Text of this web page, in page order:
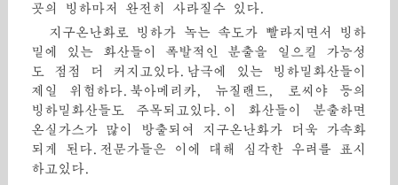
곳의 빙하마저 완전히 사라질수 있다.
지구온난화로 빙하가 녹는 속도가 빨라지면서 빙하
밑에 있는 화산들이 폭발적인 분출을 일으킬 가능성
도 점점 더 커지고있다.남극에 있는 빙하밑화산들이
제일 위험하다.북아메리카, 뉴질랜드, 로씨야 등의
빙하밑화산들도 주목되고있다.이 화산들이 분출하면
온실가스가 많이 방출되여 지구온난화가 더욱 가속화
되게 된다.전문가들은 이에 대해 심각한 우려를 표시
하고있다.